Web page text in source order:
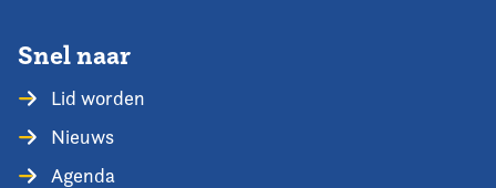
Snel naar
Lid worden
Nieuws
Agenda